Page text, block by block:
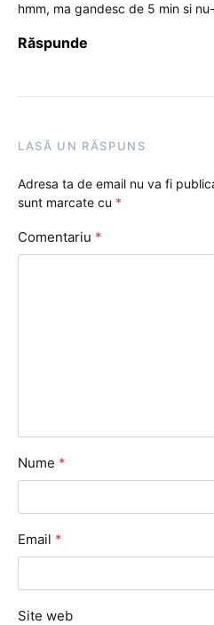
hmm, ma gandesc de 5 min si
Răspunde
LASĂ UN RĂSPUNS
Adresa ta de email nu va fi
sunt marcate cu *
Comentariu *
Nume *
Email *
Site web